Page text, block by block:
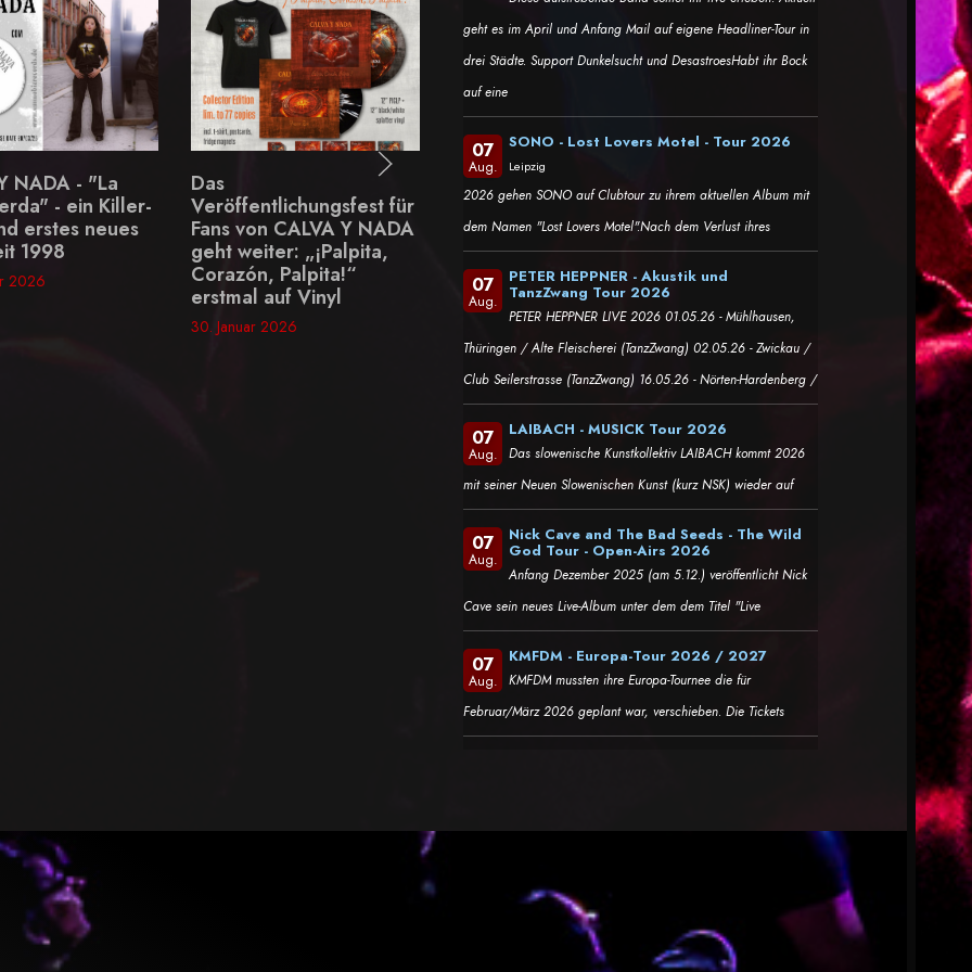
für
CALVA Y NADA
„¡Palpita,
Palpita!“
Motionless In White -
neue Single "Afraid of
the Dark" schlägt voll ein
30. Januar 2026
geht es im April und Anfang Mail auf eigene Headliner-Tour in
drei Städte. Support Dunkelsucht und DesastroesHabt ihr Bock
auf eine
07
Aug.
SONO - Lost Lovers Motel - Tour 2026
Leipzig
2026 gehen SONO auf Clubtour zu ihrem aktuellen Album mit
dem Namen "Lost Lovers Motel".Nach dem Verlust ihres
07
Aug.
PETER HEPPNER - Akustik und
TanzZwang Tour 2026
PETER HEPPNER LIVE 2026 01.05.26 - Mühlhausen,
Thüringen / Alte Fleischerei (TanzZwang) 02.05.26 - Zwickau /
Club Seilerstrasse (TanzZwang) 16.05.26 - Nörten-Hardenberg /
07
Aug.
LAIBACH - MUSICK Tour 2026
Das slowenische Kunstkollektiv LAIBACH kommt 2026
mit seiner Neuen Slowenischen Kunst (kurz NSK) wieder auf
07
Aug.
Nick Cave and The Bad Seeds - The Wild
God Tour - Open-Airs 2026
Anfang Dezember 2025 (am 5.12.) veröffentlicht Nick
Cave sein neues Live-Album unter dem dem Titel "Live
07
Aug.
KMFDM - Europa-Tour 2026 / 2027
KMFDM mussten ihre Europa-Tournee die für
Februar/März 2026 geplant war, verschieben. Die Tickets